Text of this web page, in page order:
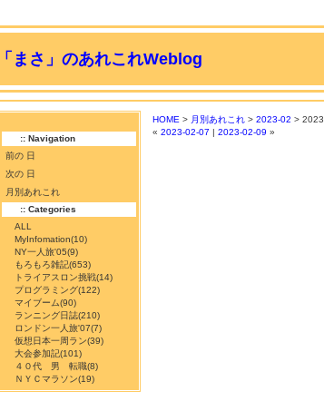
「まさ」のあれこれWeblog
:: Navigation
前の 日
次の 日
月別あれこれ
:: Categories
ALL
MyInfomation(10)
NY一人旅'05(9)
もろもろ雑記(653)
トライアスロン挑戦(14)
プログラミング(122)
マイブーム(90)
ランニング日誌(210)
ロンドン一人旅'07(7)
仮想日本一周ラン(39)
大会参加記(101)
４０代 男 転職(8)
ＮＹＣマラソン(19)
HOME > 月別あれこれ > 2023-02 >
« 2023-02-07 | 2023-02-09 »